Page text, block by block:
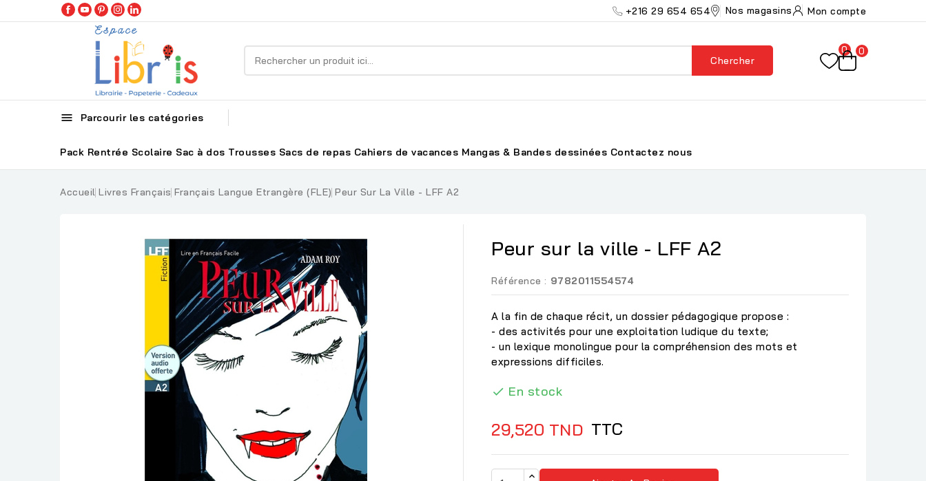
+216 29 654 654 Nos magasins Mon compte
Chercher
0 0
 Parcourir les catégories
Pack Rentrée Scolaire Sac à dos Trousses Sacs de repas Cahiers de vacances Mangas & Bandes dessinées Contactez nous
Accueil Livres Français Français Langue Etrangère (FLE) Peur Sur La Ville - LFF A2
Peur sur la ville - LFF A2
Référence : 9782011554574
A la fin de chaque récit, un dossier pédagogique propose :
- des activités pour une exploitation ludique du texte;
- un lexique monolingue pour la compréhension des mots et
expressions difficiles.
 En stock
29,520 TND TTC